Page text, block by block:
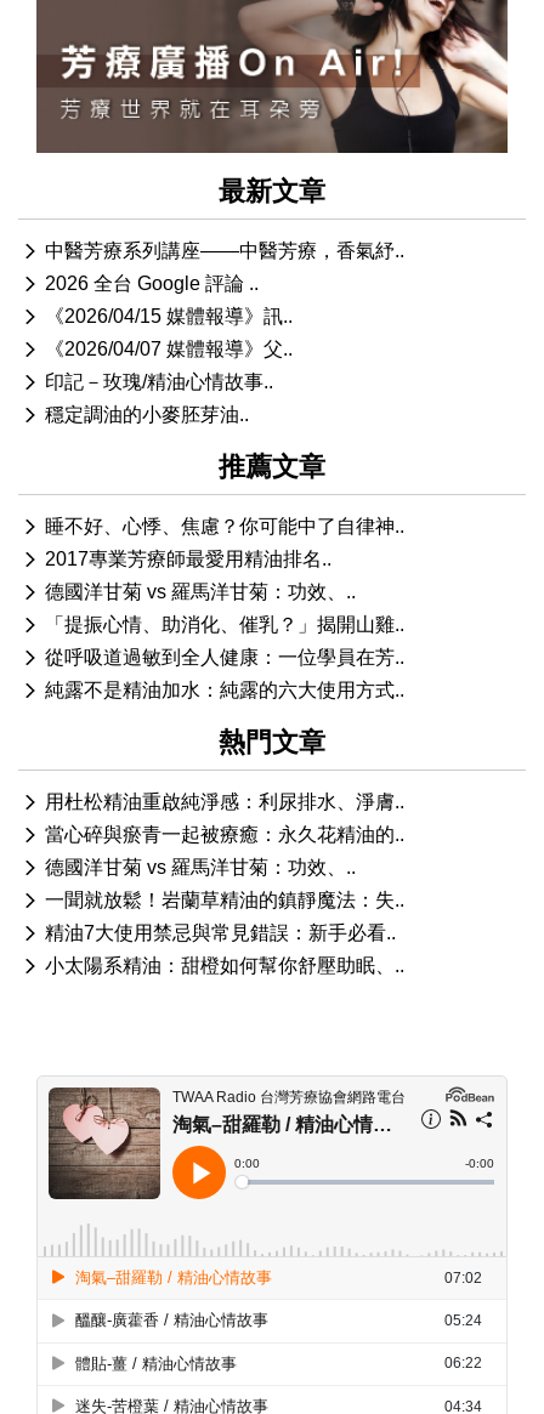
最新文章
中醫芳療系列講座——中醫芳療，香氣紓..
2026 全台 Google 評論 ..
《2026/04/15 媒體報導》訊..
《2026/04/07 媒體報導》父..
印記－玫瑰/精油心情故事..
穩定調油的小麥胚芽油..
推薦文章
睡不好、心悸、焦慮？你可能中了自律神..
2017專業芳療師最愛用精油排名..
德國洋甘菊 vs 羅馬洋甘菊：功效、..
「提振心情、助消化、催乳？」揭開山雞..
從呼吸道過敏到全人健康：一位學員在芳..
純露不是精油加水：純露的六大使用方式..
熱門文章
用杜松精油重啟純淨感：利尿排水、淨膚..
當心碎與瘀青一起被療癒：永久花精油的..
德國洋甘菊 vs 羅馬洋甘菊：功效、..
一聞就放鬆！岩蘭草精油的鎮靜魔法：失..
精油7大使用禁忌與常見錯誤：新手必看..
小太陽系精油：甜橙如何幫你舒壓助眠、..